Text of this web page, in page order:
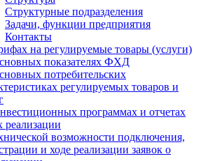
Структурные подразделения
Задачи, функции предприятия
Контакты
на регулируемые товары (услуги)
показателях ФХД
потребительских
регулируемых товаров и
программах и отчетах
реализации
возможности подключения,
и ходе реализации заявок о